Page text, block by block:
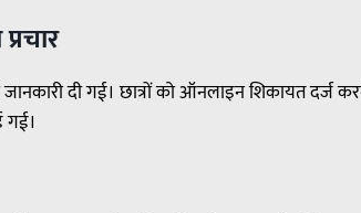
दी गई। छात्रों को ऑनलाइन शिकायत दर्ज
गई।